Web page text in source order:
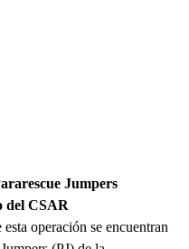
Jumpers
del CSAR
operación se encuentran